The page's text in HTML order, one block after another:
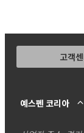
고객
예스펜 코리아